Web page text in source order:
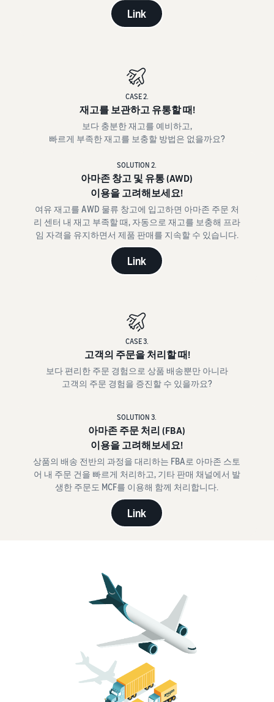
Link
CASE 2.
재고를 보관하고 유통할 때!
보다 충분한 재고를 예비하고,
빠르게 부족한 재고를 보충할 방법은 없을까요?
SOLUTION 2.
아마존 창고 및 유통 (AWD)
이용을 고려해보세요!
여유 재고를 AWD 물류 창고에 입고하면 아마존 주문 처
리 센터 내 재고 부족할 때, 자동으로 재고를 보충해 프라
임 자격을 유지하면서 제품 판매를 지속할 수 있습니다.
Link
CASE 3.
고객의 주문을 처리할 때!
보다 편리한 주문 경험으로 상품 배송뿐만 아니라
고객의 주문 경험을 증진할 수 있을까요?
SOLUTION 3.
아마존 주문 처리 (FBA)
이용을 고려해보세요!
상품의 배송 전반의 과정을 대리하는 FBA로 아마존 스토
어 내 주문 건을 빠르게 처리하고, 기타 판매 채널에서 발
생한 주문도 MCF를 이용해 함께 처리합니다.
Link